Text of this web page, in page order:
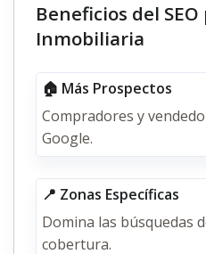
Beneficios del
Inmobiliaria
🏠 Más Prospectos
Compradores y
Google.
📍 Zonas Específicas
Domina las búsquedas
cobertura.